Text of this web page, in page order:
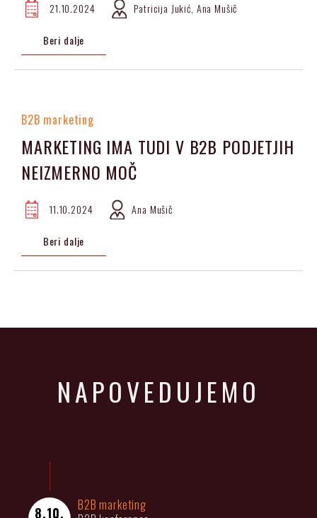
21.10.2024 Patricija Jukić, Ana Mušič
Beri dalje
B2B marketing
MARKETING IMA TUDI V B2B PODJETJIH
NEIZMERNO MOČ
11.10.2024 Ana Mušič
Beri dalje
NAPOVEDUJEMO
8.10.
B2B marketing